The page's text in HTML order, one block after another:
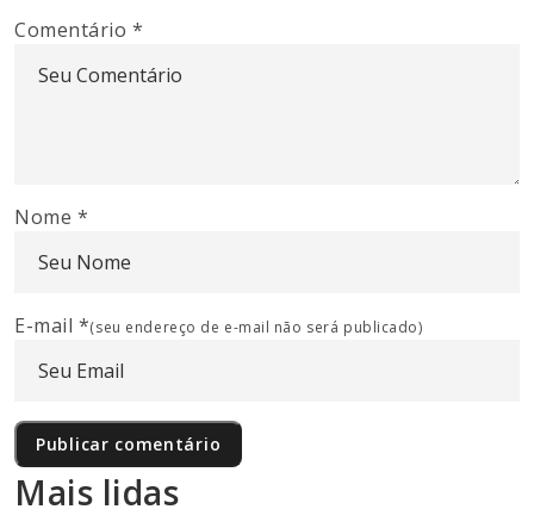
Comentário*
Nome *
E-mail *(seu endereço de e-mail não será publicado)
Mais lidas